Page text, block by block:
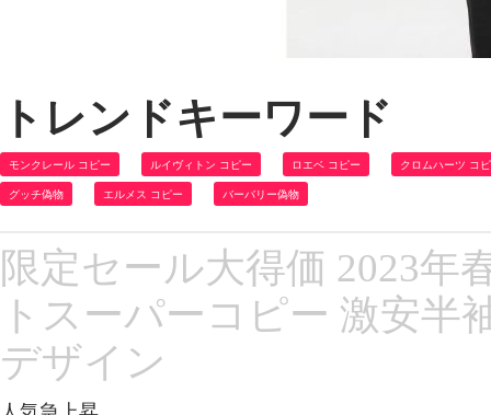
トレンドキーワード
モンクレール コピー ルイヴィトン コピー ロエベ コピー クロムハーツ コ
グッチ偽物 エルメス コピー バーバリー偽物
限定セール大得価 2023年
トスーパーコピー 激安半
デザイン